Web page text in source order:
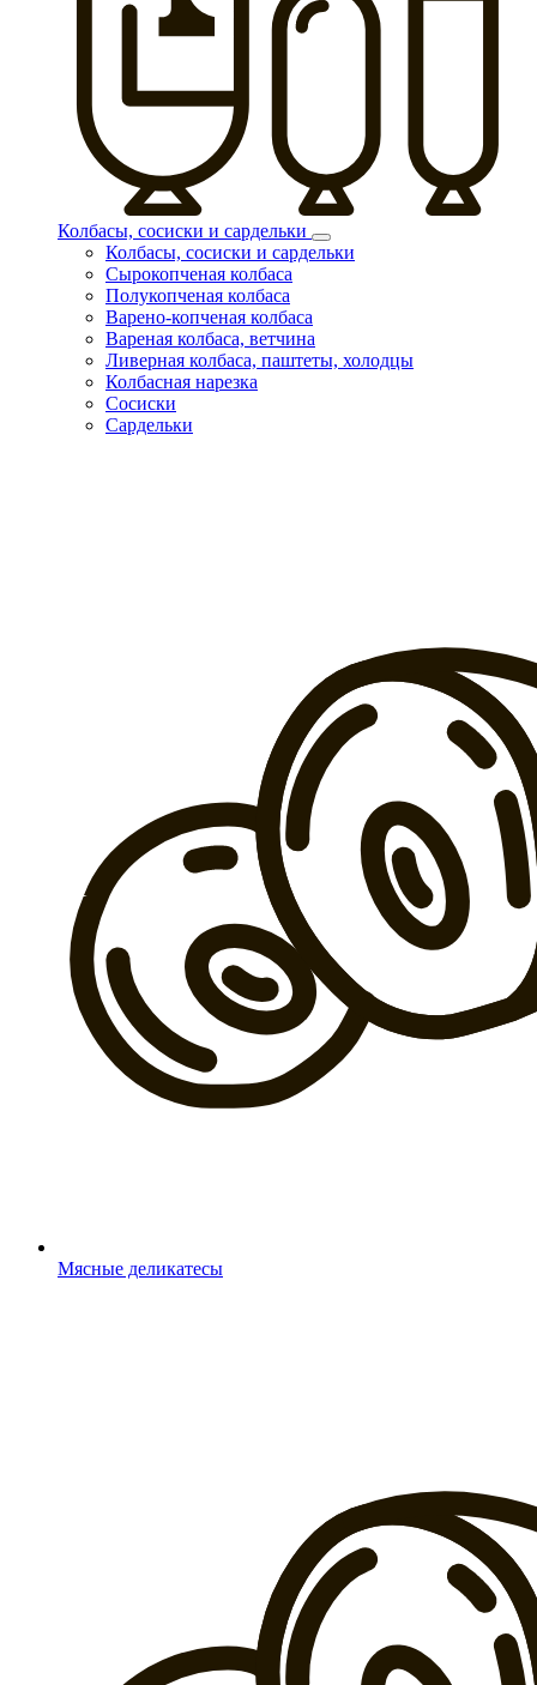
Колбасы, сосиски и сардельки
Колбасы, сосиски и сардельки
Сырокопченая колбаса
Полукопченая колбаса
Варено-копченая колбаса
Вареная колбаса, ветчина
Ливерная колбаса, паштеты, холодцы
Колбасная нарезка
Сосиски
Сардельки
Мясные деликатесы